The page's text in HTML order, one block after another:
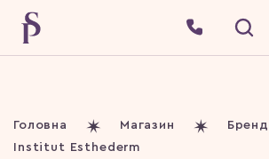
Головна Магазин
Бренд
Institut Esthederm